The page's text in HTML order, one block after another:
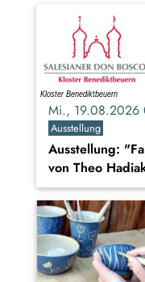
Mi.,
Ausstellung
Ausstellung:
von Theo